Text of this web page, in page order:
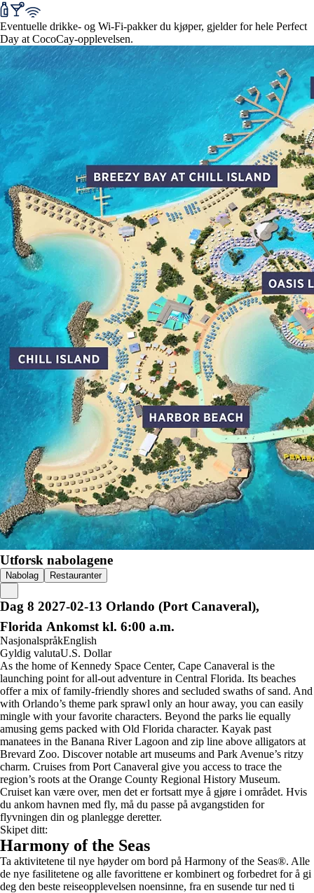
Eventuelle drikke- og Wi-Fi-pakker du kjøper, gjelder for hele Perfect
Day at CocoCay-opplevelsen.
Utforsk nabolagene
Nabolag Restauranter
Dag 8 2027-02-13 Orlando (Port Canaveral),
Florida Ankomst kl. 6:00 a.m.
NasjonalspråkEnglish
Gyldig valutaU.S. Dollar
As the home of Kennedy Space Center, Cape Canaveral is the
launching point for all-out adventure in Central Florida. Its beaches
offer a mix of family-friendly shores and secluded swaths of sand. And
with Orlando’s theme park sprawl only an hour away, you can easily
mingle with your favorite characters. Beyond the parks lie equally
amusing gems packed with Old Florida character. Kayak past
manatees in the Banana River Lagoon and zip line above alligators at
Brevard Zoo. Discover notable art museums and Park Avenue’s ritzy
charm. Cruises from Port Canaveral give you access to trace the
region’s roots at the Orange County Regional History Museum.
Cruiset kan være over, men det er fortsatt mye å gjøre i området. Hvis
du ankom havnen med fly, må du passe på avgangstiden for
flyvningen din og planlegge deretter.
Skipet ditt:
Harmony of the Seas
Ta aktivitetene til nye høyder om bord på Harmony of the Seas®. Alle
de nye fasilitetene og alle favorittene er kombinert og forbedret for å gi
deg den beste reiseopplevelsen noensinne, fra en susende tur ned ti